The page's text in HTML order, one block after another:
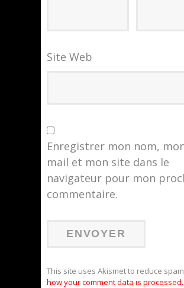
Site Web
Enregistrer mon nom,
mail et mon site dans le
navigateur pour mon
commentaire.
This site uses Akismet to reduce
how your comment data is processed.